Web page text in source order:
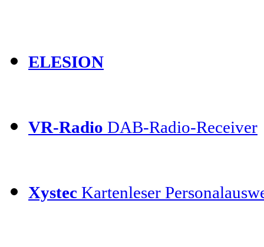
ELESION
VR-Radio DAB-Radio-Receiver
Xystec Kartenleser